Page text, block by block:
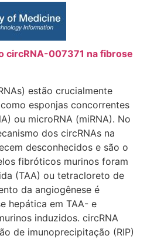
circRNA-007371 na fibrose
estão crucialmente
esponjas concorrentes
ou microRNA (miRNA). No
dos circRNAs na
desconhecidos e são o
fibróticos murinos foram
(TAA) ou tetracloreto de
da angiogênese é
hepática em TAA- e
induzidos. circRNA
de imunoprecipitação (RIP)